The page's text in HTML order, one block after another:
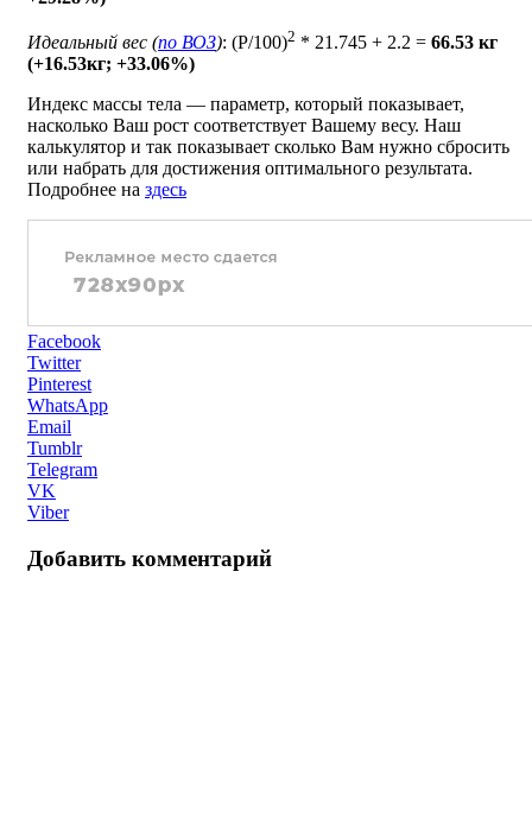
Идеальный вес (по ВОЗ): (P/100)2 * 21.745 + 2.2 = 66.53 кг
(+16.53кг; +33.06%)
Индекс массы тела — параметр, который показывает,
насколько Ваш рост соответствует Вашему весу. Наш
калькулятор и так показывает сколько Вам нужно сбросить
или набрать для достижения оптимального результата.
Подробнее на здесь
Facebook
Twitter
Pinterest
WhatsApp
Email
Tumblr
Telegram
VK
Viber
Добавить комментарий